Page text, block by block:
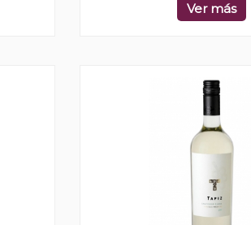
Ver más